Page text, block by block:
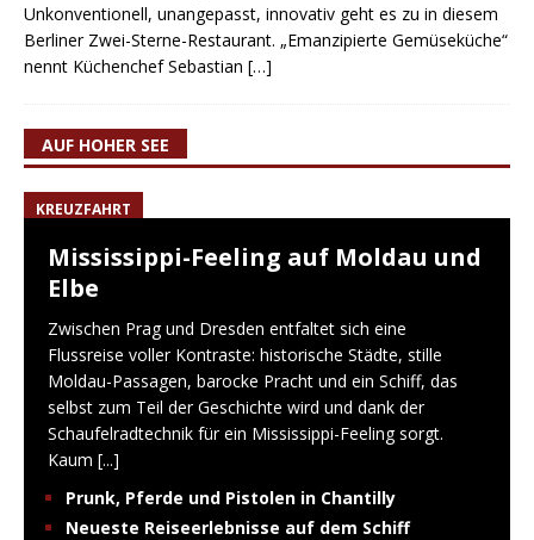
Unkonventionell, unangepasst, innovativ geht es zu in diesem
Berliner Zwei-Sterne-Restaurant. „Emanzipierte Gemüseküche“
nennt Küchenchef Sebastian […]
AUF HOHER SEE
KREUZFAHRT
Mississippi-Feeling auf Moldau und
Elbe
Zwischen Prag und Dresden entfaltet sich eine
Flussreise voller Kontraste: historische Städte, stille
Moldau-Passagen, barocke Pracht und ein Schiff, das
selbst zum Teil der Geschichte wird und dank der
Schaufelradtechnik für ein Mississippi-Feeling sorgt.
Kaum [...]
Prunk, Pferde und Pistolen in Chantilly
Neueste Reiseerlebnisse auf dem Schiff